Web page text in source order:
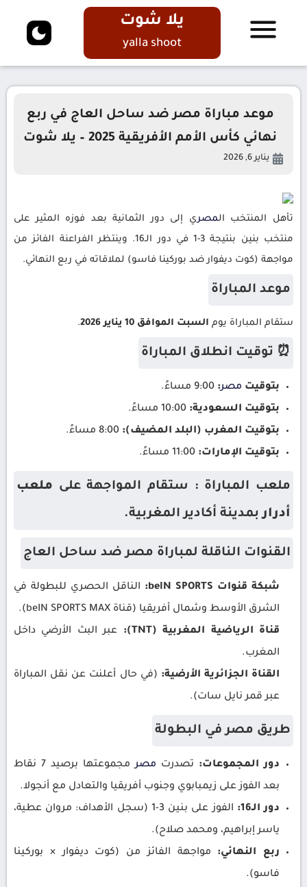
يلا شوت
yalla shoot
موعد مباراة مصر ضد ساحل العاج في ربع
نهائي كأس الأمم الأفريقية 2025 – يلا شوت
يناير 6, 2026
تأهل المنتخب المصري إلى دور الثمانية بعد فوزه المثير على
منتخب بنين بنتيجة 3-1 في دور الـ16. وينتظر الفراعنة الفائز من
مواجهة (كوت ديفوار ضد بوركينا فاسو) لملاقاته في ربع النهائي.
موعد المباراة
ستقام المباراة يوم السبت الموافق 10 يناير 2026 .
⏰ توقيت انطلاق المباراة
بتوقيت مصر:
بتوقيت السعودية:
بتوقيت المغرب (البلد المضيف):
بتوقيت الإمارات:
ملعب المباراة : ستقام المواجهة على ملعب
أدراربمدينة أكادير المغربية.
القنوات الناقلة لمباراة مصر ضد ساحل العاج
شبكة قنوات beIN SPORTS:
الناقل الحصري للبطولة في
الشرق الأوسط وشمال أفريقيا (قناة beIN SPORTS MAX).
قناة الرياضية المغربية (TNT):
عبر البث الأرضي داخل
المغرب.
القناة الجزائرية الأرضية: (في حال أعلنت عن نقل المباراة
عبر قمر نايل سات).
طريق مصر في البطولة
دور المجموعات: تصدرت مصر
مجموعتها برصيد 7 نقاط
بعد الفوز على زيمبابوي وجنوب أفريقيا والتعادل مع أنجولا.
دور الـ16:
الفوز على بنين 3-1 (سجل الأهداف: مروان عطية،
ياسر إبراهيم، ومحمد صلاح).
ربع النهائي: مواجهة الفائز من (كوت ديفوار × بوركينا
فاسو).